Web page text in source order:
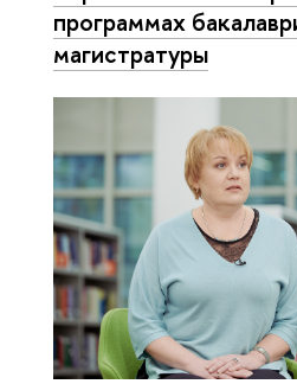
программах
магистратуры